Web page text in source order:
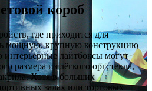
короб
где приходится для
мощную, крупную конструкцию
интерьерные лайтбоксы могут
размера из лёгкого оргстекла,
Хотя в больших
залах или торговых